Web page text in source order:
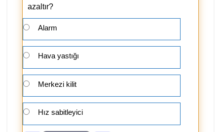
azaltır?
Alarm
Hava yastığı
Merkezi kilit
Hız sabitleyici